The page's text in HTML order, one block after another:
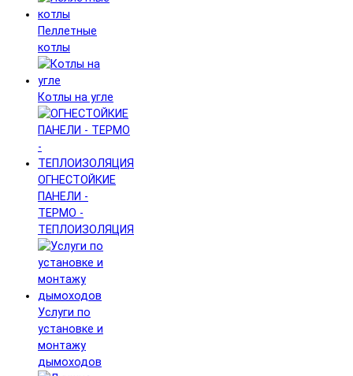
Пеллетные
котлы
Котлы на угле
ОГНЕСТОЙКИЕ
ПАНЕЛИ -
ТЕРМО -
ТЕПЛОИЗОЛЯЦИЯ
Услуги по
установке и
монтажу
дымоходов